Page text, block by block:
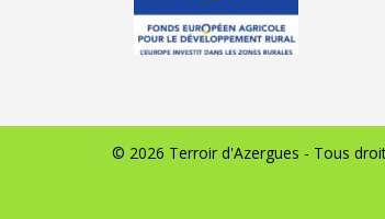
© 2026 Terroir d'Azergues - Tous